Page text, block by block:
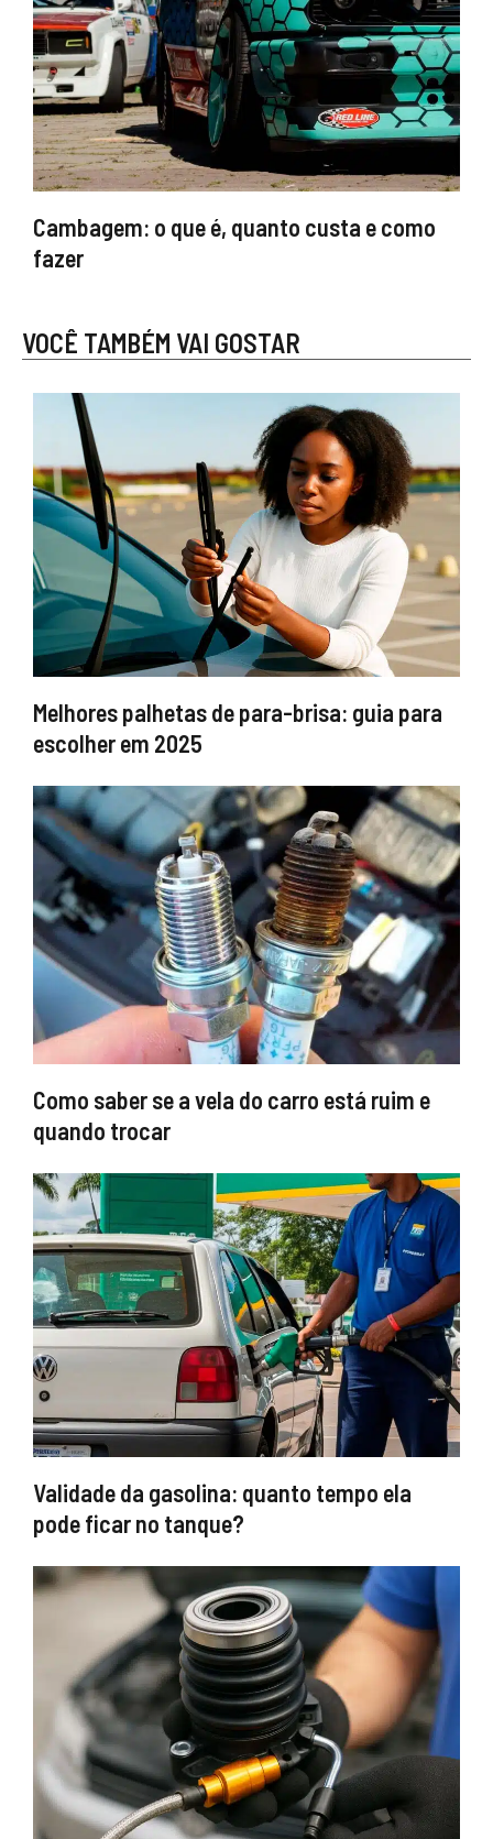
Cambagem: o que é, quanto custa e como
fazer
VOCÊ TAMBÉM VAI GOSTAR
Melhores palhetas de para-brisa: guia para
escolher em 2025
Como saber se a vela do carro está ruim e
quando trocar
Validade da gasolina: quanto tempo ela
pode ficar no tanque?